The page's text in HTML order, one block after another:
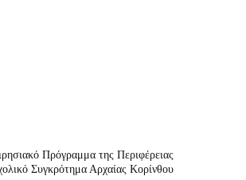
Πρόγραμμα της Περιφέρειας
Συγκρότημα Αρχαίας Κορίνθου